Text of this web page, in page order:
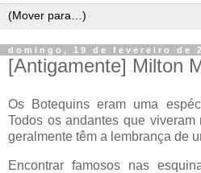
domingo, 19 de fevereiro de
[Antigamente] Milton
Os Botequins eram uma
Todos os andantes que
geralmente têm a lembrança de
Encontrar famosos nas